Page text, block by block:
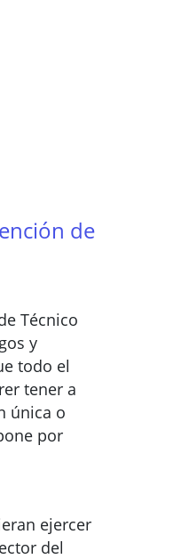
de
Técnico
y
todo el
tener a
única o
por
ejercer
del